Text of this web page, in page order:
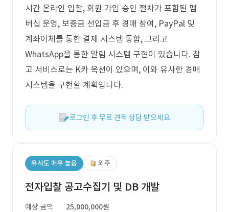
시간 온라인 입찰, 회원 가입 승인 절차가 포함된 맴
버십 운영, 보증금 선입금 후 경매 참여, PayPal 및
계좌이체를 통한 결제 시스템 통합, 그리고
WhatsApp을 통한 알림 시스템 구현이 있습니다. 참
고 서비스로는 K카 옥션이 있으며, 이와 유사한 경매
시스템을 구현할 계획입니다.
로그인 후 무료 견적 상담 받으세요.
유사도 매우 높음 외주
전자입찰 공고수집기 및 DB 개발
예상 금액
25,000,000원